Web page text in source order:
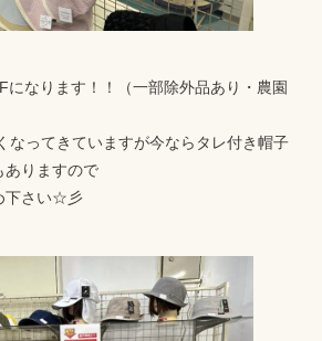
になります！！（一部除外品あり・農園
なってきていますが今ならタレ付き帽子
ありますので
下さい☆彡